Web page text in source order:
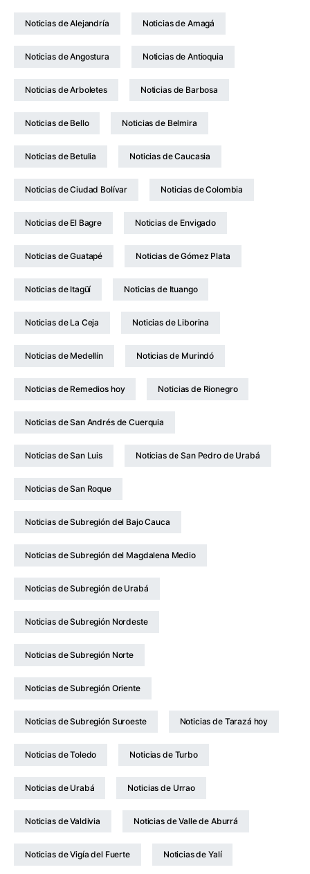
Noticias de Alejandría Noticias de Amagá
Noticias de Angostura Noticias de Antioquia
Noticias de Arboletes Noticias de Barbosa
Noticias de Bello Noticias de Belmira
Noticias de Betulia Noticias de Caucasia
Noticias de Ciudad Bolívar Noticias de Colombia
Noticias de El Bagre Noticias de Envigado
Noticias de Guatapé Noticias de Gómez Plata
Noticias de Itagüí Noticias de Ituango
Noticias de La Ceja Noticias de Liborina
Noticias de Medellín Noticias de Murindó
Noticias de Remedios hoy Noticias de Rionegro
Noticias de San Andrés de Cuerquia
Noticias de San Luis Noticias de San Pedro de Urabá
Noticias de San Roque
Noticias de Subregión del Bajo Cauca
Noticias de Subregión del Magdalena Medio
Noticias de Subregión de Urabá
Noticias de Subregión Nordeste
Noticias de Subregión Norte
Noticias de Subregión Oriente
Noticias de Subregión Suroeste Noticias de Tarazá hoy
Noticias de Toledo Noticias de Turbo
Noticias de Urabá Noticias de Urrao
Noticias de Valdivia Noticias de Valle de Aburrá
Noticias de Vigía del Fuerte Noticias de Yalí